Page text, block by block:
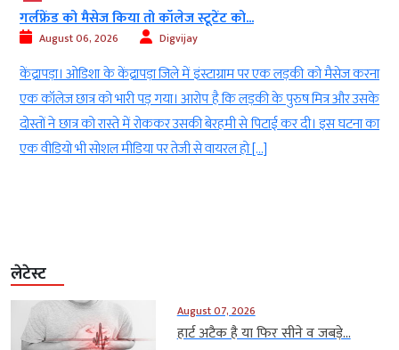
गर्लफ्रेंड को मैसेज किया तो कॉलेज स्टूटेंट को...
August 06, 2026 Digvijay
केंद्रापड़ा। ओडिशा के केंद्रापड़ा जिले में इंस्टाग्राम पर एक लड़की को मैसेज करना
एक कॉलेज छात्र को भारी पड़ गया। आरोप है कि लड़की के पुरुष मित्र और उसके
दोस्तों ने छात्र को रास्ते में रोककर उसकी बेरहमी से पिटाई कर दी। इस घटना का
एक वीडियो भी सोशल मीडिया पर तेजी से वायरल हो […]
लेटेस्ट
August 07, 2026
हार्ट अटैक है या फिर सीने व जबड़े...